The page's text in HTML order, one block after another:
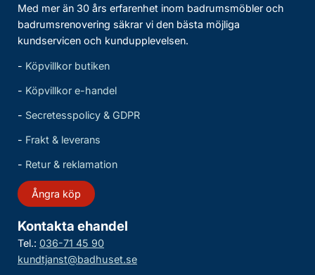
Med mer än 30 års erfarenhet inom badrumsmöbler och
badrumsrenovering säkrar vi den bästa möjliga
kundservicen och kundupplevelsen.
- Köpvillkor butiken
- Köpvillkor e-handel
- Secretesspolicy & GDPR
- Frakt & leverans
- Retur & reklamation
Ångra köp
Kontakta ehandel
Tel.: 036-71 45 90
kundtjanst@badhuset.se